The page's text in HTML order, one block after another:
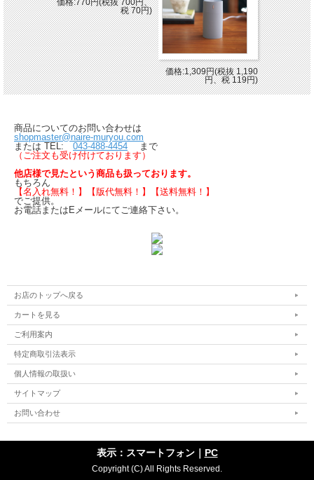
価格:770円(税抜 700円、
税 70円)
価格:1,309円(税抜 1,190
円、税 119円)
商品についてのお問い合わせは
shopmaster@naire-muryou.com
または TEL: 043-488-4454 まで
（ご注文も受け付けております）
他店様で見たという商品も扱っております。
もちろん
【名入れ無料！】【版代無料！】【送料無料！】
でご提供。
お電話またはEメールにてご連絡下さい。
お店のトップへ戻る
カートを見る
ご利用案内
特定商取引法表示
個人情報の取扱い
サイトマップ
お問い合わせ
表示：スマートフォン｜ PC
Copyright (C) All Rights Reserved.